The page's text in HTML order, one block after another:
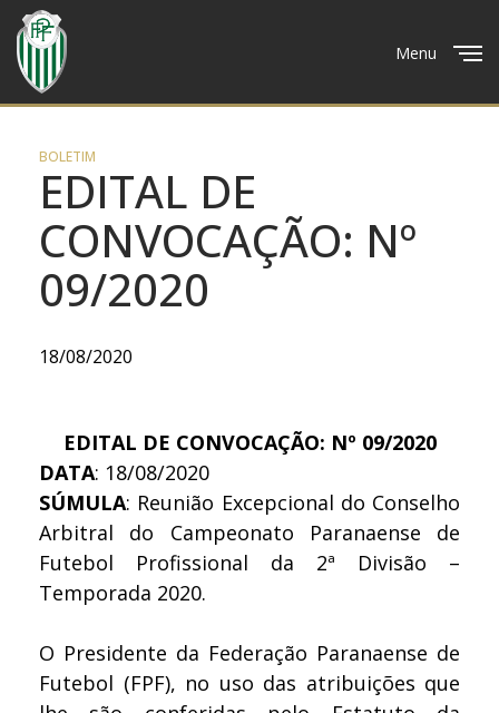
Menu
BOLETIM
EDITAL DE
CONVOCAÇÃO: Nº
09/2020
18/08/2020
EDITAL DE CONVOCAÇÃO: Nº 09/2020
DATA: 18/08/2020
SÚMULA: Reunião Excepcional do Conselho
Arbitral do Campeonato Paranaense de
Futebol Profissional da 2ª Divisão –
Temporada 2020.
O Presidente da Federação Paranaense de
Futebol (FPF), no uso das atribuições que